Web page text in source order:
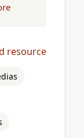
resource